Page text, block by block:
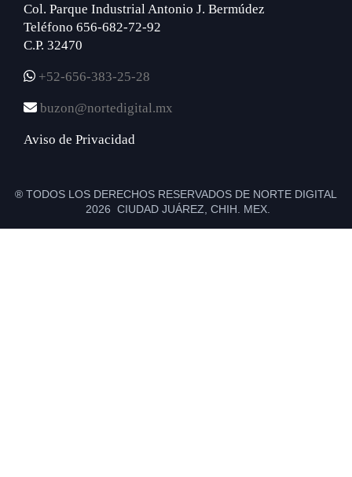
Col. Parque Industrial Antonio J. Bermúdez
Teléfono 656-682-72-92
C.P. 32470
+52-656-383-25-28
buzon@nortedigital.mx
Aviso de Privacidad
® TODOS LOS DERECHOS RESERVADOS DE NORTE DIGITAL
2026 CIUDAD JUÁREZ, CHIH. MEX.